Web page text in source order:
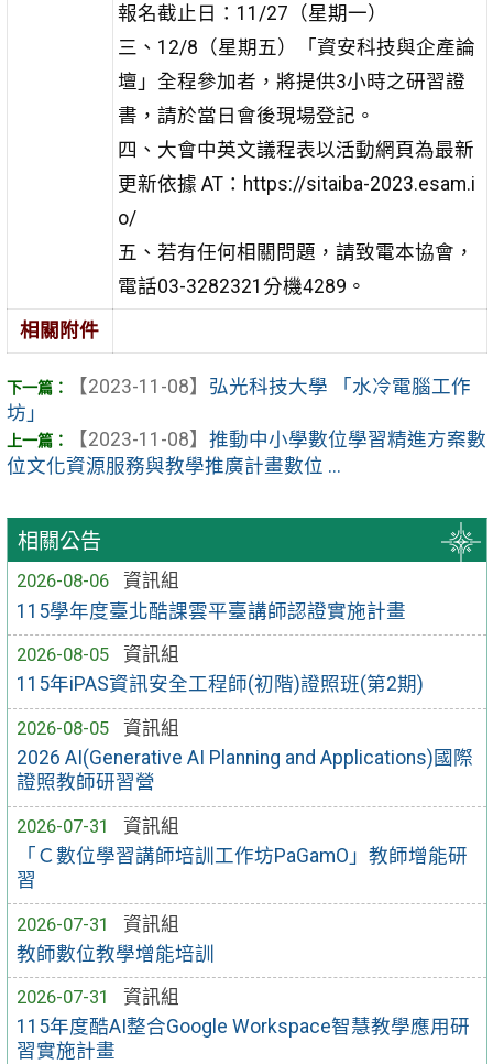
相關公告
2026-08-06
資訊組
115學年度臺北酷課雲平臺講師認證實施計畫
2026-08-05
資訊組
115年iPAS資訊安全工程師(初階)證照班(第2期)
2026-08-05
資訊組
2026 AI(Generative AI Planning and Applications)國際
證照教師研習營
2026-07-31
資訊組
「Ｃ數位學習講師培訓工作坊PaGamO」教師增能研
習
2026-07-31
資訊組
教師數位教學增能培訓
2026-07-31
資訊組
115年度酷AI整合Google Workspace智慧教學應用研
習實施計畫
報名截止日：11/27（星期一）
三、12/8（星期五）「資安科技與企產論
壇」全程參加者，將提供3小時之研習證
書，請於當日會後現場登記。
四、大會中英文議程表以活動網頁為最新
更新依據 AT：https://sitaiba-2023.esam.i
o/
五、若有任何相關問題，請致電本協會，
電話03-3282321分機4289。
相關附件
【2023-11-08】 弘光科技大學 「水冷電腦工作
坊」
【2023-11-08】 推動中小學數位學習精進方案數
位文化資源服務與教學推廣計畫數位 ...